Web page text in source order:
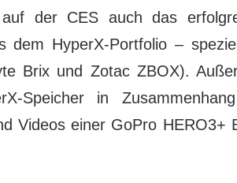
der CES auch das
dem HyperX-Portfolio –
Brix und Zotac ZBOX).
Speicher in
Videos einer GoPro HERO3+